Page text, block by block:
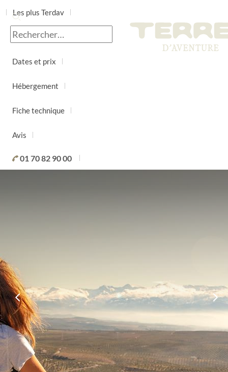
Les plus Terdav
Jour par jour
Dates et prix
Hébergement
Fiche technique
Avis
01 70 82 90 00